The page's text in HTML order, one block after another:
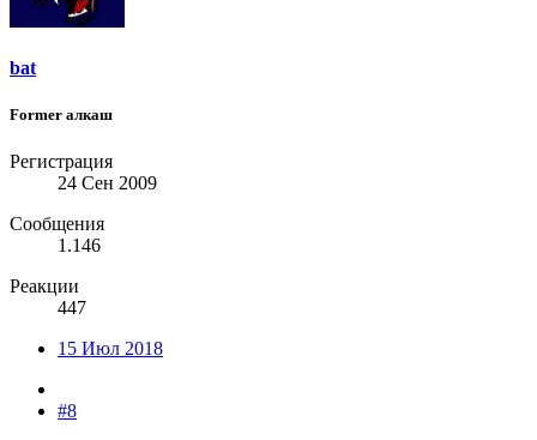
bat
Former алкаш
Регистрация
24 Сен 2009
Сообщения
1.146
Реакции
447
15 Июл 2018
#8